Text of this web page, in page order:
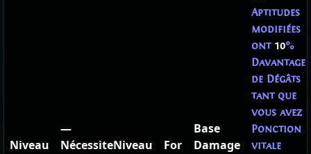
Niveau
—
NécessiteNiveau
For
Base
Damage
Aptitudes
modifiées
ont 10%
Davantage
de Dégâts
tant que
vous avez
Ponction
vitale